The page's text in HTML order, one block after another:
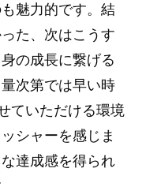
魅力的です。結
た、次はこうす
の成長に繋げる
次第では早い時
ていただける環境
シャーを感じま
達成感を得られ